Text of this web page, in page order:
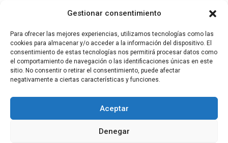
Gestionar consentimiento
Para ofrecer las mejores experiencias, utilizamos tecnologías como las
cookies para almacenar y/o acceder a la información del dispositivo. El
consentimiento de estas tecnologías nos permitirá procesar datos como
el comportamiento de navegación o las identificaciones únicas en este
sitio. No consentir o retirar el consentimiento, puede afectar
negativamente a ciertas características y funciones.
Aceptar
Denegar
Aviso legal
Política de privacidad
Política de cookies
© 2025 JLS Asistencia | diseño web